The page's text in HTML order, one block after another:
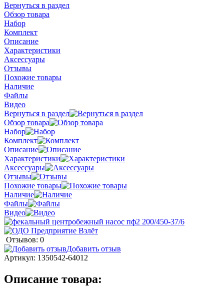
Вернуться в раздел
Обзор товара
Набор
Комплект
Описание
Характеристики
Аксессуары
Отзывы
Похожие товары
Наличие
Файлы
Видео
Вернуться в раздел
Обзор товара
Набор
Комплект
Описание
Характеристики
Аксессуары
Отзывы
Похожие товары
Наличие
Файлы
Видео
Отзывов: 0
Добавить отзыв
Артикул: 1350542-64012
Описание товара: